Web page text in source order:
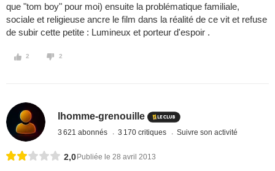
que "tom boy" pour moi) ensuite la problématique familiale,
sociale et religieuse ancre le film dans la réalité de ce vit et refuse
de subir cette petite : Lumineux et porteur d'espoir .
2 2
lhomme-grenouille
3 621 abonnés 3 170 critiques Suivre son activité
2,0 Publiée le 28 avril 2013